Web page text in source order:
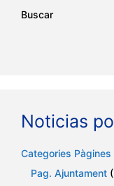
Buscar
Noticias
Categories Pàgines
Pag. Ajuntament